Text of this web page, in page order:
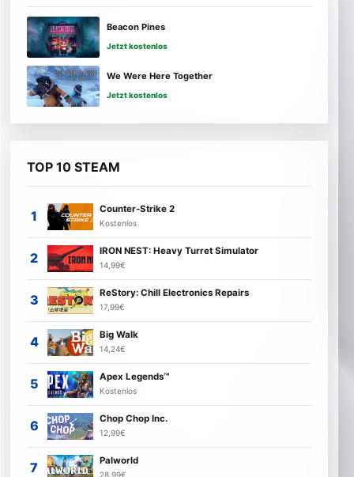
Beacon Pines
Jetzt kostenlos
We Were Here Together
Jetzt kostenlos
TOP 10 STEAM
Counter-Strike 2
Kostenlos
IRON NEST: Heavy Turret Simulator
14,99€
ReStory: Chill Electronics Repairs
17,99€
Big Walk
14,24€
Apex Legends™
Kostenlos
Chop Chop Inc.
12,99€
Palworld
28,99€